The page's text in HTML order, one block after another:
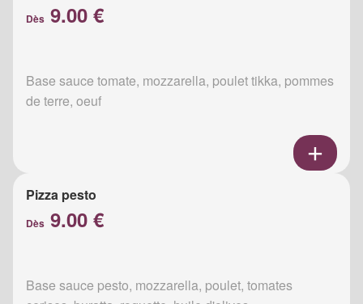
Dès 9.00 €
Base sauce tomate, mozzarella, poulet tikka, pommes
de terre, oeuf
Pizza pesto
Dès 9.00 €
Base sauce pesto, mozzarella, poulet, tomates